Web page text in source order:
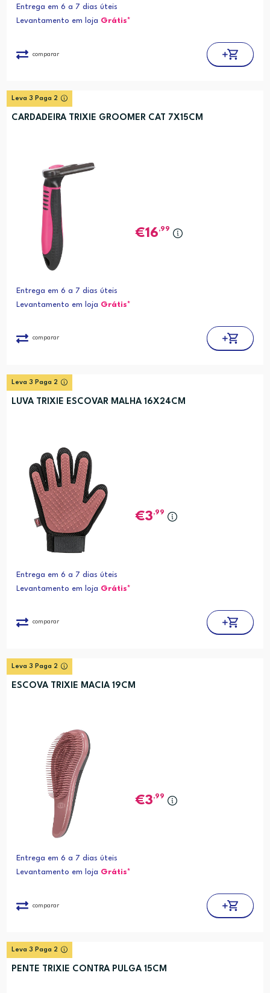
Entrega em 6 a 7 dias úteis
Levantamento em loja Grátis*
comparar
Leva 3 Paga 2
CARDADEIRA TRIXIE GROOMER CAT 7X15CM
16,99
Entrega em 6 a 7 dias úteis
Levantamento em loja Grátis*
comparar
Leva 3 Paga 2
LUVA TRIXIE ESCOVAR MALHA 16X24CM
3,99
Entrega em 6 a 7 dias úteis
Levantamento em loja Grátis*
comparar
Leva 3 Paga 2
ESCOVA TRIXIE MACIA 19CM
3,99
Entrega em 6 a 7 dias úteis
Levantamento em loja Grátis*
comparar
Leva 3 Paga 2
PENTE TRIXIE CONTRA PULGA 15CM